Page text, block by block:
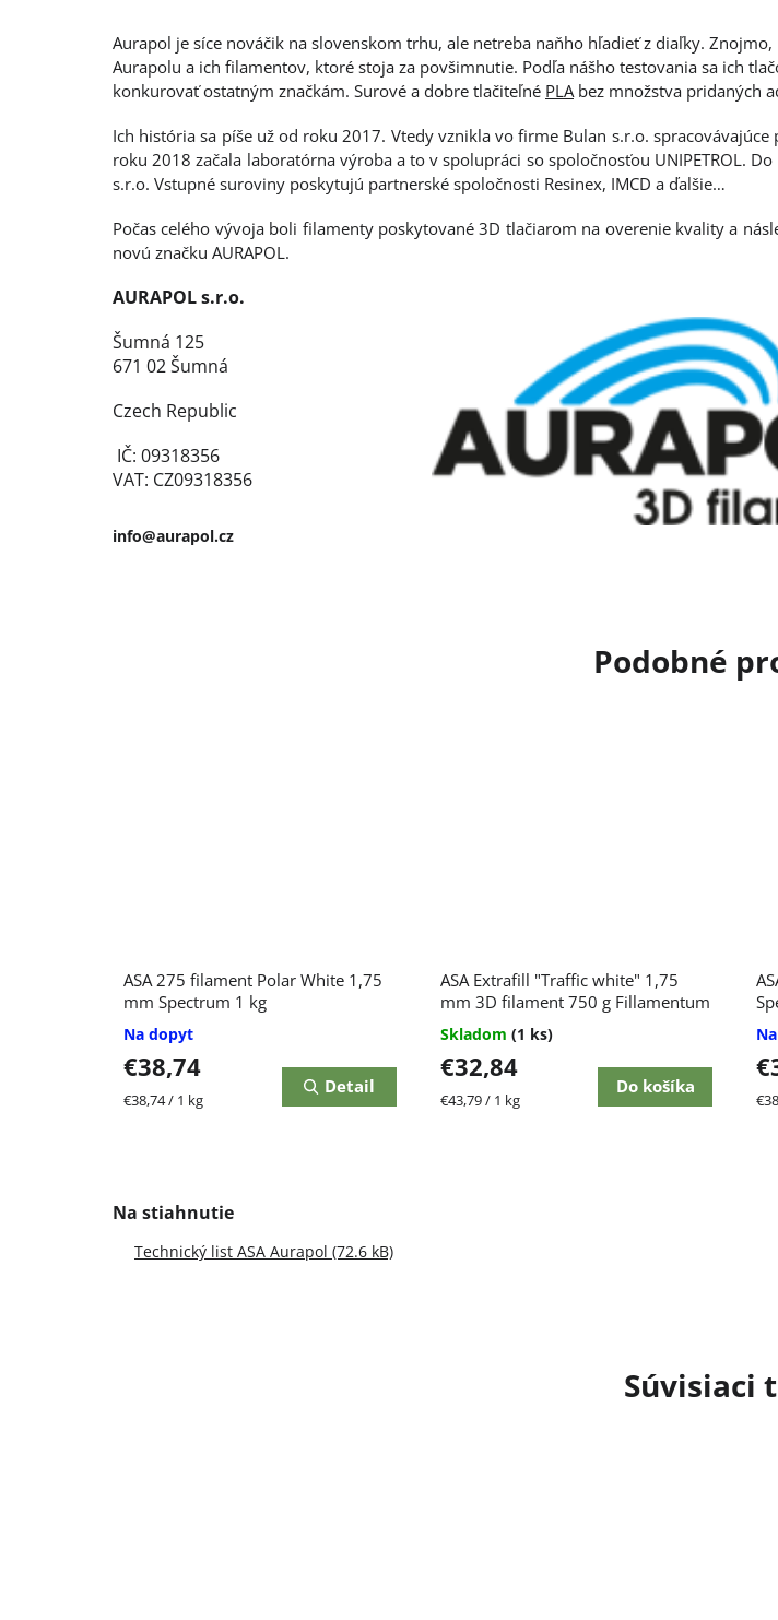
Súvisiaci
ASA 275 filament Polar White 1,75
mm Spectrum 1 kg
Na dopyt
€38,74
Jednotková
€38,74 / 1 kg
Detail
ASA Extrafill "Traffic white" 1,75
mm 3D filament 750 g Fillamentum
Skladom (1 ks)
€32,84
Jednotková
€43,79 / 1 kg
Do košíka
Technický list ASA Aurapol (72.6 kB)
Aurapol je síce nováčik na slovenskom trhu, ale netreba naňho hľadieť z diaľky.
Aurapolu a ich filamentov, ktoré stoja za povšimnutie. Podľa nášho testovania sa ich
konkurovať ostatným značkám. Surové a dobre tlačiteľné PLAbez množstva pridaných
Ich história sa píše už od roku 2017. Vtedy vznikla vo firme Bulan s.r.o.
roku 2018 začala laboratórna výroba a to v spolupráci so spoločnosťou UNIPETROL.
s.r.o. Vstupné suroviny poskytujú partnerské spoločnosti Resinex, IMCD a ďalšie…
Počas celého vývoja boli filamenty poskytované 3D tlačiarom na overenie kvality a
novú značku AURAPOL.
AURAPOL s.r.o.
Šumná 125
671 02 Šumná
Czech Republic
IČ: 09318356
VAT: CZ09318356
info@aurapol.cz